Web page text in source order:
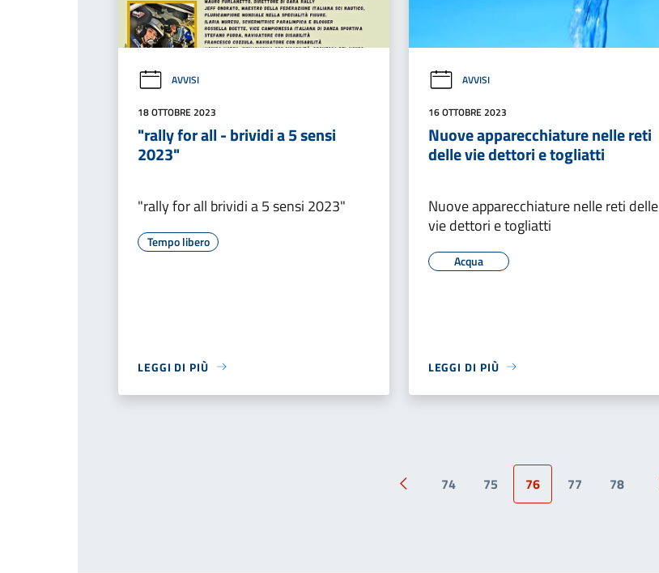
AVVISI
18 OTTOBRE 2023
"rally for all - brividi a 5 sensi
2023"
"rally for all brividi a 5 sensi 2023"
Tempo libero
LEGGI DI PIÙ
AVVISI
16 OTTOBRE 2023
Nuove apparecchiature nelle reti
delle vie dettori e togliatti
Nuove apparecchiature nelle reti delle
vie dettori e togliatti
Acqua
LEGGI DI PIÙ
Pagina precedente
74 75 76 77 78